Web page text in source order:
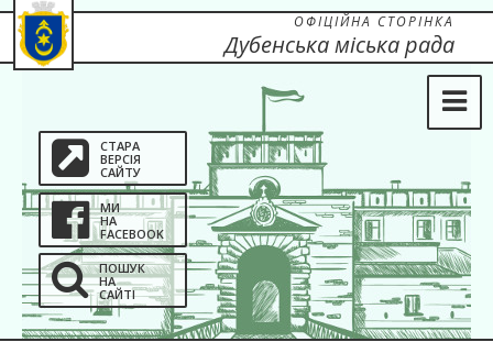
СТАРА
ВЕРСІЯ
САЙТУ
МИ
НА
FACEBOOK
ПОШУК
НА
САЙТІ
ОФІЦІЙНА СТОРІНКА
Дубенська міська рада